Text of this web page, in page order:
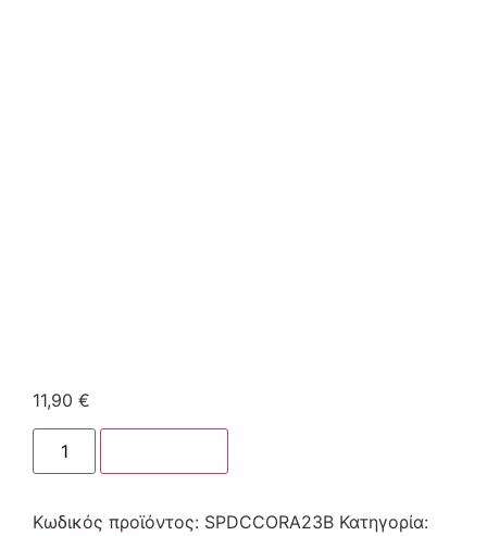
11,90 €
Κωδικός προϊόντος: SPDCCORA23B Κατηγορία: